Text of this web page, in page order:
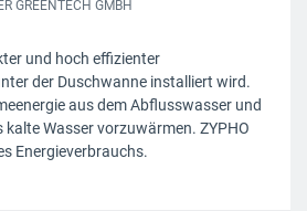
GREENTECH GMBH
und hoch effizienter
der Duschwanne installiert wird.
aus dem Abflusswasser und
kalte Wasser vorzuwärmen. ZYPHO
Energieverbrauchs.